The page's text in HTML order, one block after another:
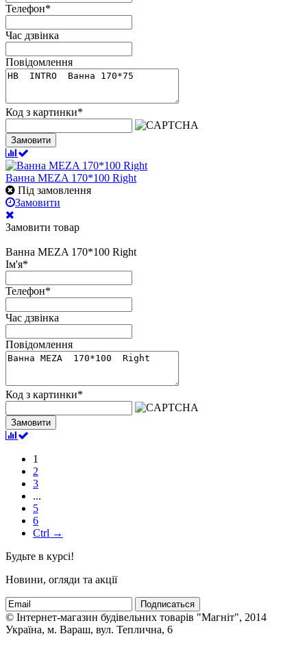
Телефон*
Час дзвінка
Повідомлення
Код з картинки*
Замовити
Ванна MEZA 170*100 Right
Під замовлення
Замовити
Замовити товар
Ванна MEZA 170*100 Right
Ім'я*
Телефон*
Час дзвінка
Повідомлення
Код з картинки*
Замовити
1
2
3
...
5
6
Ctrl →
Будьте в курсі!
Новини, огляди та акції
Подписаться
© Інтернет-магазин будівельних товарів "Магніт", 2014
Україна, м. Вараш, вул. Теплична, 6